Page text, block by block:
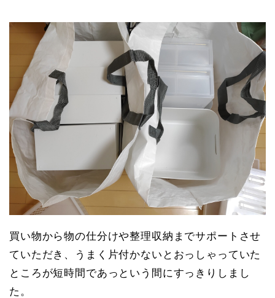
買い物から物の仕分けや整理収納までサポートさせ
ていただき、うまく片付かないとおっしゃっていた
ところが短時間であっという間にすっきりしまし
た。